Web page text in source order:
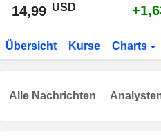
14,99 USD
Übersicht Kurse Charts
Alle Nachrichten